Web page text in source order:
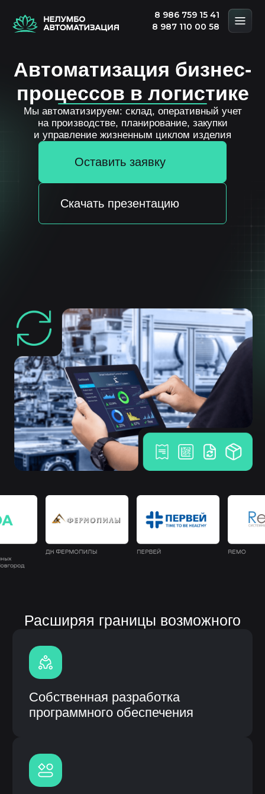
8 986 759 15 41
8 987 110 00 58
процессов в логистике
Мы автоматизируем: склад, оперативный учет
на производстве, планирование, закупки
и управление жизненным циклом изделия
Оставить заявку
Расширяя границы возможного
Собственная разработка
Быстрое внедрение и интеграция
с CRM